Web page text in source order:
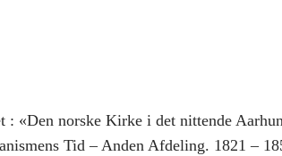
: «Den norske Kirke i det nittende
Tid – Anden Afdeling. 1821 –